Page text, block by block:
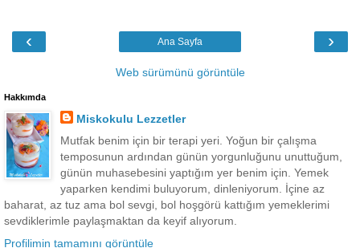
‹ ›
Ana Sayfa
Web sürümünü görüntüle
Hakkımda
Miskokulu Lezzetler
Mutfak benim için bir terapi yeri. Yoğun bir çalışma
temposunun ardından günün yorgunluğunu unuttuğum,
günün muhasebesini yaptığım yer benim için. Yemek
yaparken kendimi buluyorum, dinleniyorum. İçine az
baharat, az tuz ama bol sevgi, bol hoşgörü kattığım yemeklerimi
sevdiklerimle paylaşmaktan da keyif alıyorum.
Profilimin tamamını görüntüle